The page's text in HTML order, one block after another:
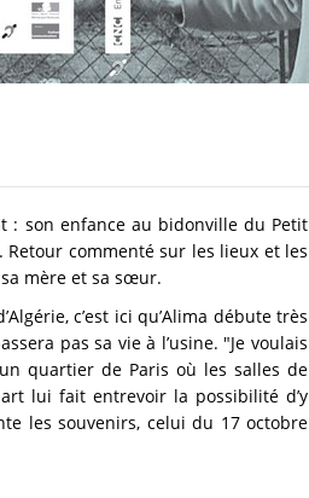
: son enfance au bidonville du Petit
Retour commenté sur les lieux et les
sa mère et sa sœur.
c’est ici qu’Alima débute très
pas sa vie à l’usine. "Je voulais
quartier de Paris où les salles de
art lui fait entrevoir la possibilité d’y
les souvenirs, celui du 17 octobre